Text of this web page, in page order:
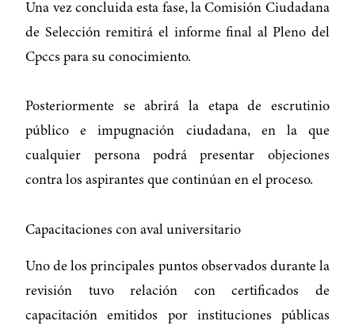
Una vez concluida esta fase, la Comisión Ciudadana
de Selección remitirá el informe final al Pleno del
Cpccs para su conocimiento.
Posteriormente se abrirá la etapa de escrutinio
público e impugnación ciudadana, en la que
cualquier persona podrá presentar objeciones
contra los aspirantes que continúan en el proceso.
Capacitaciones con aval universitario
Uno de los principales puntos observados durante la
revisión tuvo relación con certificados de
capacitación emitidos por instituciones públicas